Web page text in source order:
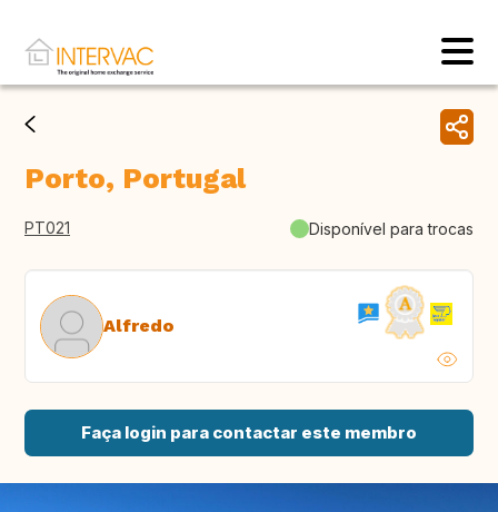
Porto, Portugal
PT021 Disponível para trocas
Alfredo
Faça login para contactar este membro